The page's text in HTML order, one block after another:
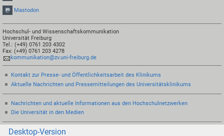
Mastodon
Hochschul- und Wissenschaftskommunikation
Universität Freiburg
Tel.: (+49) 0761 203 4302
Fax: (+49) 0761 203 4278
kommunikation@zv.uni-freiburg.de
Kontakt zur Presse- und Öffentlichkeitsarbeit des Klinikums
Aktuelle Nachrichten und Pressemitteilungen des Universitätsklinikums
Nachrichten und aktuelle Informationen aus den Hochschulnetzwerken
Die Universität in den Medien
Desktop-Version